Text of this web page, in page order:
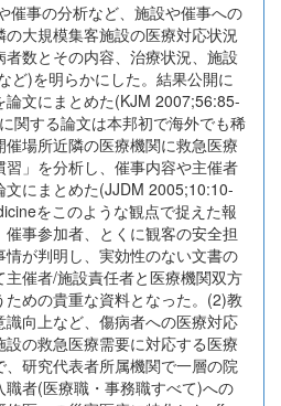
催事の分析など、施設や催事への
大規模集客施設の医療対応状況
数とその内容、治療状況、施設
ど)を明らかにした。結果公開に
論文にまとめた(KJM 2007;56:85-
関する論文は本邦初で海外でも稀
場所近隣の医療機関に救急医療
」を分析し、催事内容や主催者
にまとめた(JJDM 2005;10:10-
をこのような観点で捉えた報
事参加者、とくに観客の安全担
が判明し、実効性のない文書の
催者/施設責任者と医療機関双方
めの貴重な資料となった。(2)教
向上など、傷病者への医療対応
の救急医療需要に対応する医療
研究代表者所属機関で一層の院
者(医療職・事務職すべて)への